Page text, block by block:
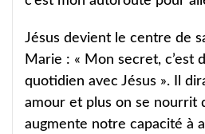
Jésus devient le centre de
Marie : « Mon secret, c’est
quotidien avec Jésus ». Il
amour et plus on se nourrit
augmente notre capacité à